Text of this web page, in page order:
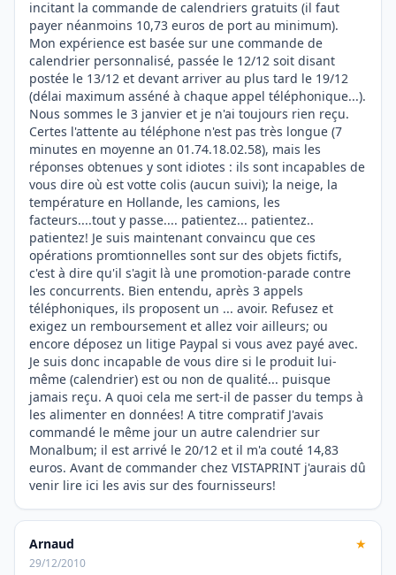
incitant la commande de calendriers gratuits (il faut
payer néanmoins 10,73 euros de port au minimum).
Mon expérience est basée sur une commande de
calendrier personnalisé, passée le 12/12 soit disant
postée le 13/12 et devant arriver au plus tard le 19/12
(délai maximum asséné à chaque appel téléphonique...).
Nous sommes le 3 janvier et je n'ai toujours rien reçu.
Certes l'attente au téléphone n'est pas très longue (7
minutes en moyenne an 01.74.18.02.58), mais les
réponses obtenues y sont idiotes : ils sont incapables de
vous dire où est votte colis (aucun suivi); la neige, la
température en Hollande, les camions, les
facteurs....tout y passe.... patientez... patientez..
patientez! Je suis maintenant convaincu que ces
opérations promtionnelles sont sur des objets fictifs,
c'est à dire qu'il s'agit là une promotion-parade contre
les concurrents. Bien entendu, après 3 appels
téléphoniques, ils proposent un ... avoir. Refusez et
exigez un remboursement et allez voir ailleurs; ou
encore déposez un litige Paypal si vous avez payé avec.
Je suis donc incapable de vous dire si le produit lui-
même (calendrier) est ou non de qualité... puisque
jamais reçu. A quoi cela me sert-il de passer du temps à
les alimenter en données! A titre compratif J'avais
commandé le même jour un autre calendrier sur
Monalbum; il est arrivé le 20/12 et il m'a couté 14,83
euros. Avant de commander chez VISTAPRINT j'aurais dû
venir lire ici les avis sur des fournisseurs!
Arnaud ★
29/12/2010